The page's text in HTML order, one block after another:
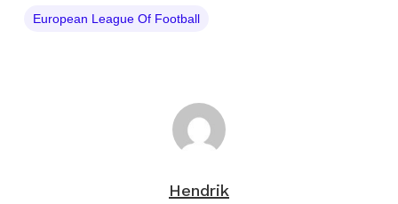
European League Of Football
Hendrik